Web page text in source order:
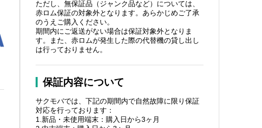
ただし、無保証品（ジャンク品など）については、
赤ロム保証の対象外となります。あらかじめご了承
のうえご購入ください。
期間内にご返送がない場合は保証対象外となりま
す。また、赤ロムが発生した際の代替機の貸し出し
は行っておりません。
保証内容について
サクモバでは、下記の期間内で自然故障に限り保証
対応を行っております：
1.新品・未使用端末：購入日から3ヶ月